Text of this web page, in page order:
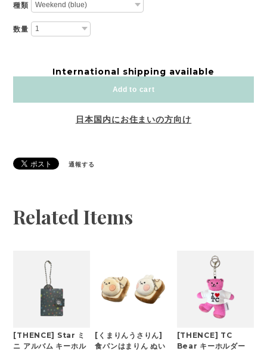
種類
数量
International shipping available
Add to cart
日本国内にお住まいの方向け
通報する
Related Items
[THENCE] Star ミ
ニ アルバム キーホル
[くまりんうさりん]
食パンはまりん ぬい
[THENCE] TC
Bear キーホルダー